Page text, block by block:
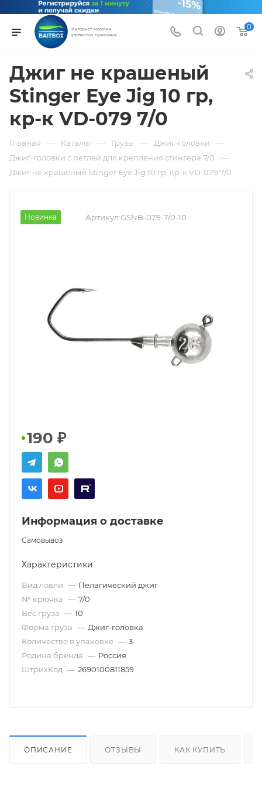
Интернет-магазин
уловистых приманок
0
Джиг не крашеный
Stinger Eye Jig 10 гр,
кр-к VD-079 7/0
Главная — Каталог — Грузы — Джиг-головки —
Джиг-головки с петлей для крепления стингера 7/0 —
Джиг не крашеный Stinger Eye Jig 10 гр, кр-к VD-079 7/0
Новинка Артикул:GSNB-079-7/0-10
190 ₽
Информация о доставке
Самовывоз
Характеристики
Вид ловли — Пелагический джиг
№ крючка — 7/0
Вес груза — 10
Форма груза — Джиг-головка
Количество в упаковке — 3
Родина бренда — Россия
ШтрихКод — 2690100811859
ОПИСАНИЕ ОТЗЫВЫ КАК КУПИТЬ